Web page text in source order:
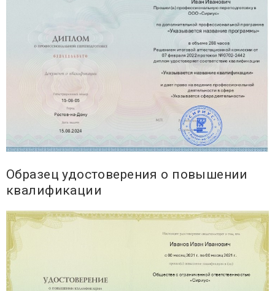
Образец удостоверения о повышении
квалификации